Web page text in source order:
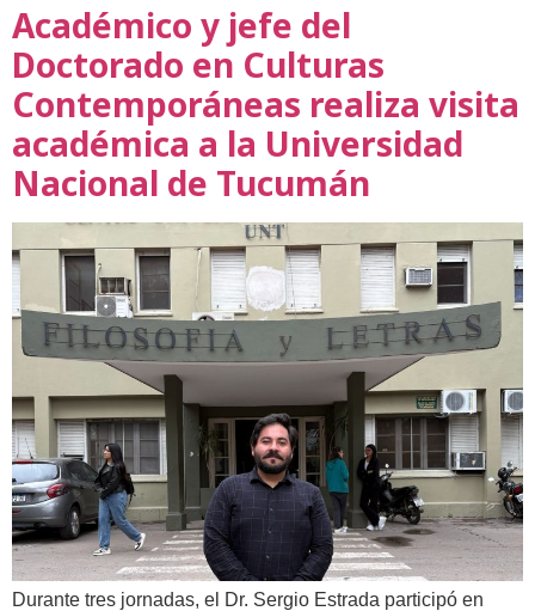
Académico y jefe del
Doctorado en Culturas
Contemporáneas realiza visita
académica a la Universidad
Nacional de Tucumán
Durante tres jornadas, el Dr. Sergio Estrada participó en